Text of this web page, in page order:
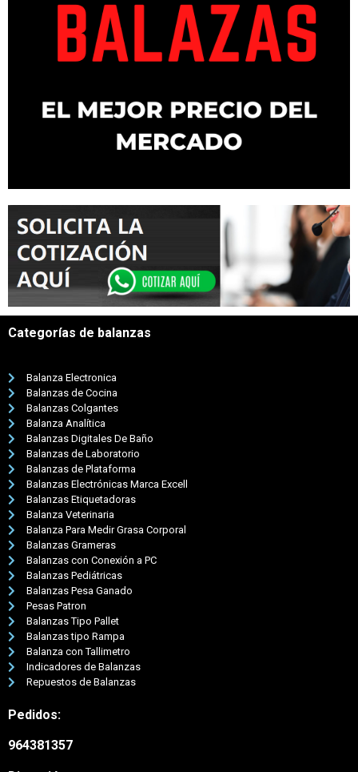
Categorías de balanzas
Balanza Electronica
Balanzas de Cocina
Balanzas Colgantes
Balanza Analítica
Balanzas Digitales De Baño
Balanzas de Laboratorio
Balanzas de Plataforma
Balanzas Electrónicas Marca Excell
Balanzas Etiquetadoras
Balanza Veterinaria
Balanza Para Medir Grasa Corporal
Balanzas Grameras
Balanzas con Conexión a PC
Balanzas Pediátricas
Balanzas Pesa Ganado
Pesas Patron
Balanzas Tipo Pallet
Balanzas tipo Rampa
Balanza con Tallimetro
Indicadores de Balanzas
Repuestos de Balanzas
Pedidos:
964381357